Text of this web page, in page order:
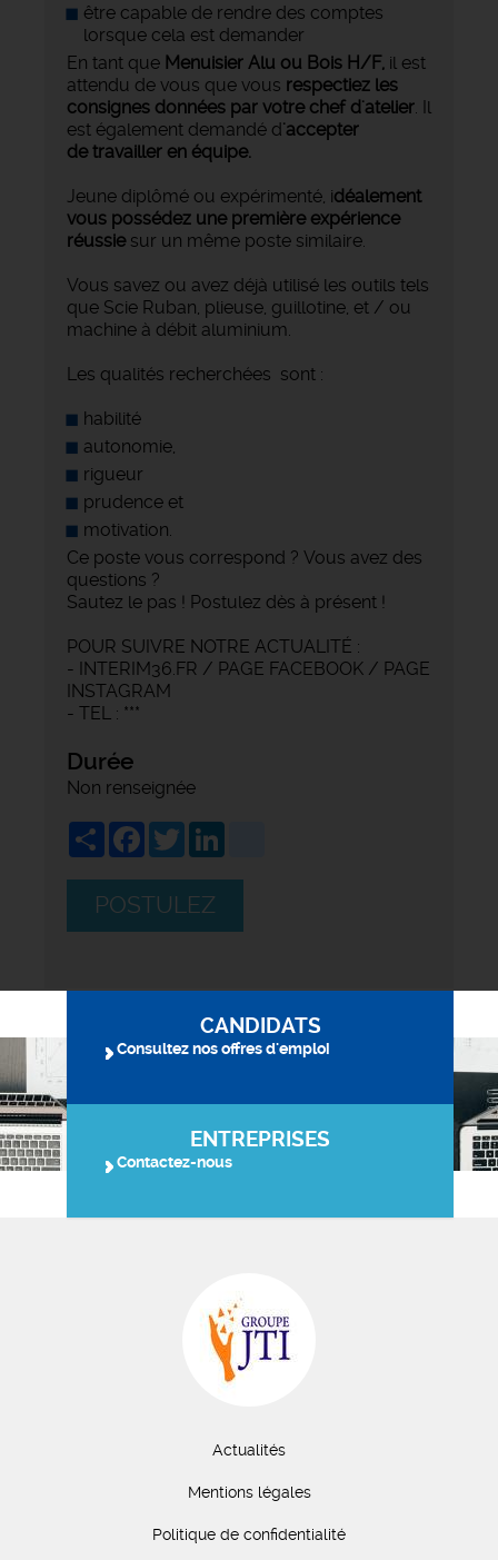
être capable de rendre des comptes
lorsque cela est demander
En tant que Menuisier Alu ou Bois H/F, il est
attendu de vous que vous respectiez les
consignes données par votre chef d'atelier. Il
est également demandé d'accepter
detravailler en équipe.
Jeune diplômé ou expérimenté, idéalement
vous possédez une première expérience
réussie sur un même poste similaire.
Vous savez ou avez déjà utilisé les outils tels
que Scie Ruban, plieuse, guillotine, et / ou
machine à débit aluminium.
Les qualités recherchées sont :
habilité
autonomie,
rigueur
prudence et
motivation.
Ce poste vous correspond ? Vous avez des
questions ?
Sautez le pas ! Postulez dès à présent !
POUR SUIVRE NOTRE ACTUALITÉ :
- INTERIM36.FR / PAGE FACEBOOK / PAGE
INSTAGRAM
- TEL : ***
Durée
Non renseignée
ShareFacebook
Twitter
POSTULEZ
CANDIDATS
Consultez nos offres d'emploi
ENTREPRISES
Contactez-nous
Actualités
Mentions légales
Politique de confidentialité